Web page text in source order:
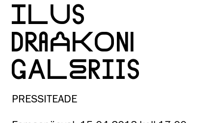
ILUS
DRAAKONI
GALERIIS
PRESSITEADE